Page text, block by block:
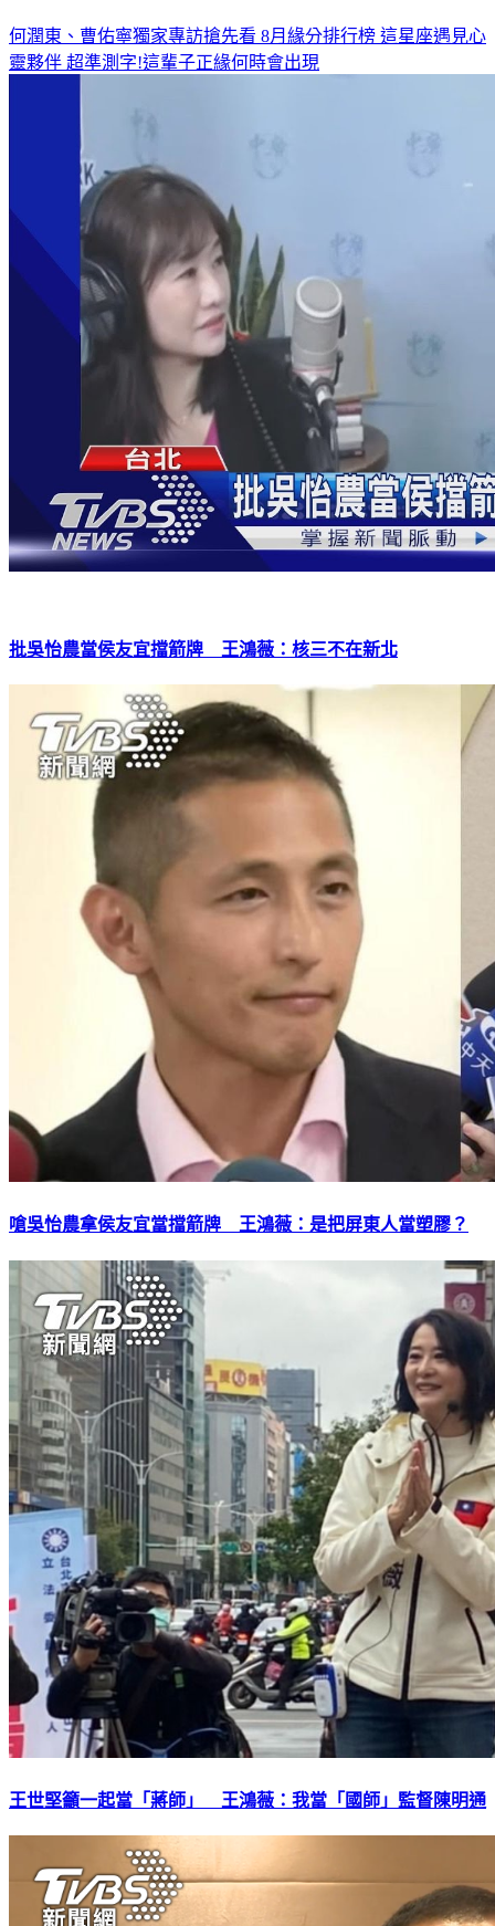
何潤東、曹佑寧獨家專訪搶先看 8月緣分排行榜 這星座遇見心
靈夥伴 超準測字!這輩子正緣何時會出現
批吳怡農當侯友宜擋箭牌 王鴻薇：核三不在新北
嗆吳怡農拿侯友宜當擋箭牌 王鴻薇：是把屏東人當塑膠？
王世堅籲一起當「蔣師」 王鴻薇：我當「國師」監督陳明通